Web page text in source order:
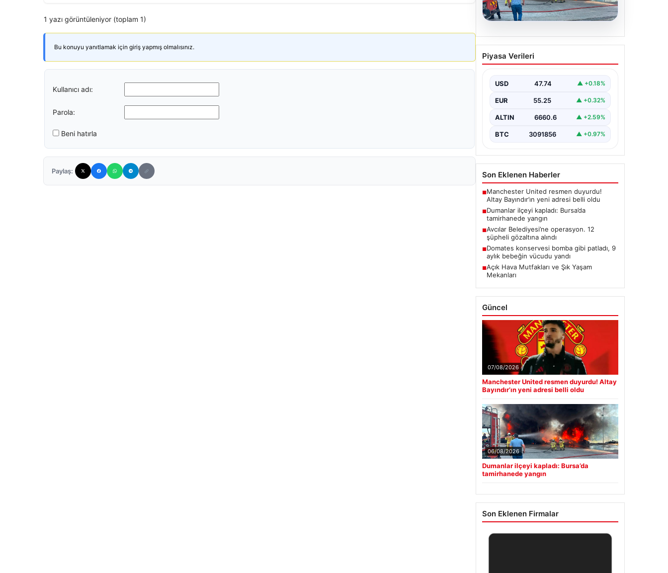
1 yazı görüntüleniyor (toplam 1)
Bu konuyu yanıtlamak için giriş yapmış olmalısınız.
Kullanıcı adı:
Parola:
Beni hatırla
Paylaş:
Dumanlar ilçeyi kapladı:
Bursa’da tamirhanede
Piyasa Verileri
USD 47.74 ▲ +0.18%
EUR 55.25 ▲ +0.32%
ALTIN 6660.6 ▲ +2.59%
BTC 3091856 ▲ +0.97%
Son Eklenen Haberler
■Manchester United resmen duyurdu!
Altay Bayındır’ın yeni adresi belli oldu
■Dumanlar ilçeyi kapladı: Bursa’da
tamirhanede yangın
■Avcılar Belediyesi’ne operasyon. 12
şüpheli gözaltına alındı
■Domates konservesi bomba gibi patladı, 9
aylık bebeğin vücudu yandı
■Açık Hava Mutfakları ve Şık Yaşam
Mekanları
Güncel
07/08/2026
Manchester United resmen duyurdu! Altay
Bayındır’ın yeni adresi belli oldu
06/08/2026
Dumanlar ilçeyi kapladı: Bursa’da
tamirhanede yangın
Son Eklenen Firmalar